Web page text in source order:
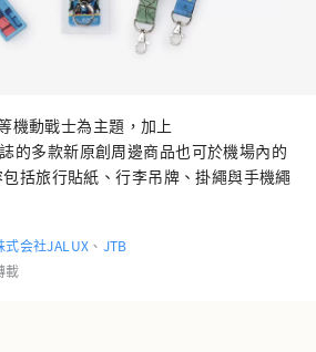
機動戰士為主題，加上
的多款新原創周邊商品也可於機場內的
括旅行貼紙、行李吊牌、掛繩與手機繩
式会社JALUX 、 JTB
載